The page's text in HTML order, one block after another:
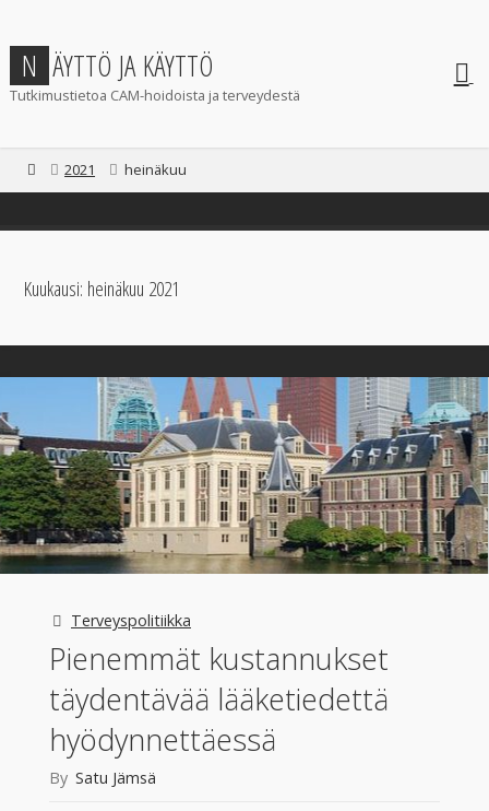
content
N ÄYTTÖ JA KÄYTTÖ
Tutkimustietoa CAM-hoidoista ja terveydestä
Home2021 heinäkuu
Kuukausi: heinäkuu 2021
Terveyspolitiikka
Pienemmät kustannukset
täydentävää lääketiedettä
hyödynnettäessä
By Satu Jämsä